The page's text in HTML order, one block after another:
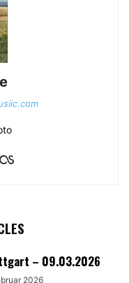
– 09.03.2026
2026